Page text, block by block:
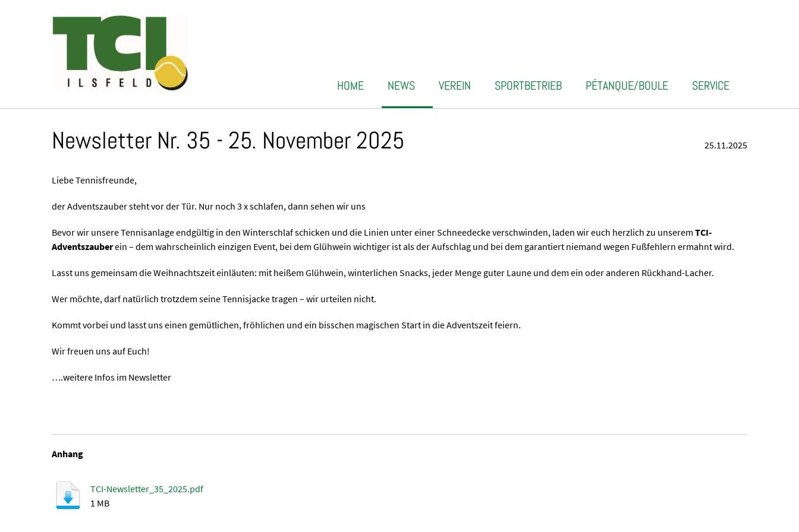
HOME NEWS VEREIN SPORTBETRIEB PÉTANQUE/BOULE SERVICE
Newsletter Nr. 35 - 25. November 2025 25.11.2025
Liebe Tennisfreunde,
der Adventszauber steht vor der Tür. Nur noch 3 x schlafen, dann sehen wir uns
Bevor wir unsere Tennisanlage endgültig in den Winterschlaf schicken und die Linien unter einer Schneedecke verschwinden, laden wir euch herzlich zu unserem TCI-
Adventszauberein – dem wahrscheinlich einzigen Event, bei dem Glühwein wichtiger ist als der Aufschlag und bei dem garantiert niemand wegen Fußfehlern ermahnt wird.
Lasst uns gemeinsam die Weihnachtszeit einläuten: mit heißem Glühwein, winterlichen Snacks, jeder Menge guter Laune und dem ein oder anderen Rückhand-Lacher.
Wer möchte, darf natürlich trotzdem seine Tennisjacke tragen – wir urteilen nicht.
Kommt vorbei und lasst uns einen gemütlichen, fröhlichen und ein bisschen magischen Start in die Adventszeit feiern.
Wir freuen uns auf Euch!
….weitere Infos im Newsletter
Anhang
TCI-Newsletter_35_2025.pdf
1 MB